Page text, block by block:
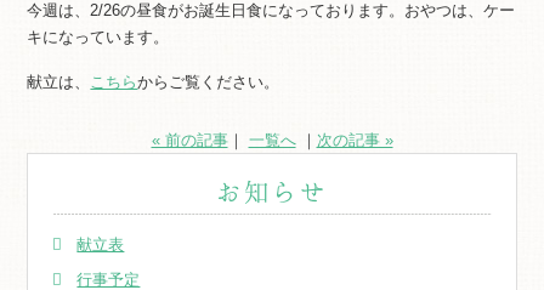
今週は、2/26の昼食がお誕生日食になっております。おやつは、ケー
キになっています。
献立は、 こちらからご覧ください。
« 前の記事｜ 一覧へ ｜ 次の記事 »
お知らせ
献立表
行事予定